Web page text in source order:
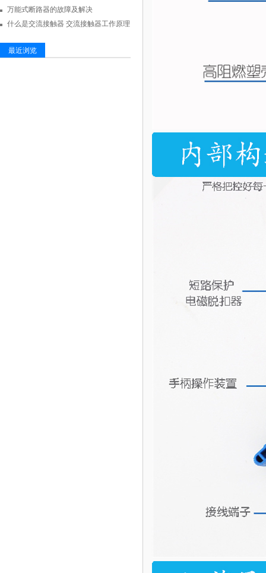
万能式断路器的故障及解决
什么是交流接触器 交流接触器工作原理
最近浏览